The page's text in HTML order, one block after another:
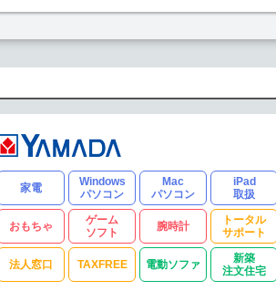
家電
Windows
パソコン
Mac
パソコン
iPad
取扱
おもちゃ
ゲーム
ソフト
腕時計
トータル
サポート
法人窓口 TAXFREE 電動ソファ
新築
注文住宅